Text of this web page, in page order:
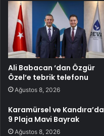
Ali Babacan ‘dan Özgür
Özel’e tebrik telefonu
Ağustos 8, 2026
Karamürsel ve Kandıra’da
9 Plaja Mavi Bayrak
Ağustos 8, 2026